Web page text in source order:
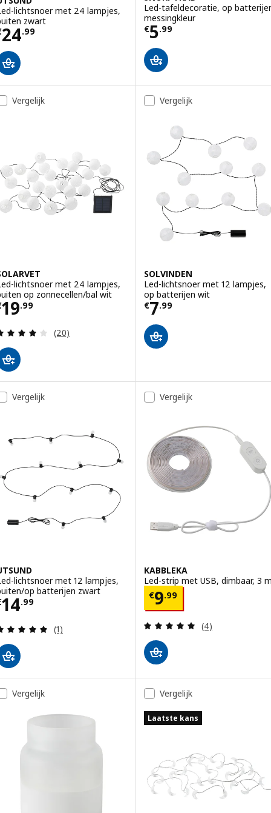
lichtsnoer met 24 lampjes,
zwart
24.99€ 24.99
Led-tafeldecoratie, op
messingkleur
€5.99
Prijs € 5.99
Vergelijk
lichtsnoer met 24 lampjes,
op zonnecellen/bal wit
19.99€ 19.99
Beoordeling: 4 van 5 sterren. Totaal
(20)
Vergelijk
SOLVINDEN
Led-lichtsnoer met 12 lampjes,
op batterijen wit
€7.99
Prijs € 7.99
Vergelijk
lichtsnoer met 12 lampjes,
op batterijen zwart
14.99€ 14.99
Beoordeling: 5 van 5 sterren. Totaal
(1)
Vergelijk
KABBLEKA
Led-strip met USB, dimbaar, 3
€9.99
Prijs € 9.99
Beoordeling: 5
(4)
Vergelijk Vergelijk
Laatste kans